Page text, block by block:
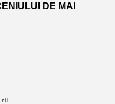
DE MAI